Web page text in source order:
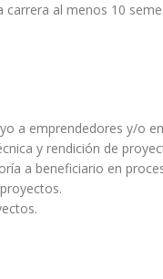
al menos 10
a emprendedores y/o
y rendición de
a beneficiario en